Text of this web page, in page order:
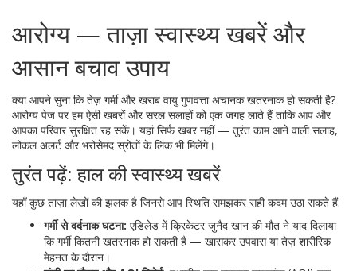
आरोग्य — ताज़ा स्वास्थ्य खबरें और
आसान बचाव उपाय
क्या आपने सुना कि तेज़ गर्मी और खराब वायु गुणवत्ता अचानक खतरनाक हो सकती है?
आरोग्य पेज पर हम ऐसी खबरों और सरल सलाहों को एक जगह लाते हैं ताकि आप और
आपका परिवार सुरक्षित रह सकें। यहां सिर्फ खबर नहीं — तुरंत काम आने वाली सलाह,
लोकल अलर्ट और भरोसेमंद स्रोतों के लिंक भी मिलेंगे।
तुरंत पढ़ें: हाल की स्वास्थ्य खबरें
यहाँ कुछ ताज़ा लेखों की झलक है जिनसे आप स्थिति समझकर सही कदम उठा सकते हैं:
गर्मी से दर्दनाक घटना: एडिलेड में क्रिकेटर जुनैद खान की मौत ने याद दिलाया
कि गर्मी कितनी खतरनाक हो सकती है — खासकर उपवास या तेज़ शारीरिक
मेहनत के दौरान।